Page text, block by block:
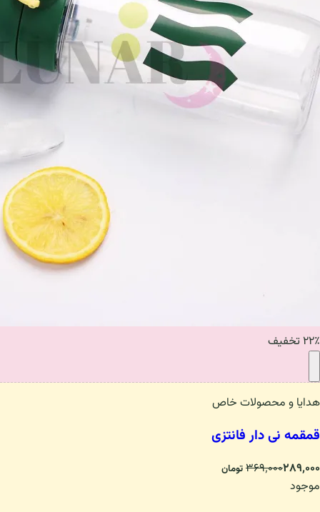
۲۲٪ تخفیف
هدایا و محصولات خاص
قمقمه نی دار فانتزی
۳۶۹٬۰۰۰۲۸۹٬۰۰۰ تومان
موجود